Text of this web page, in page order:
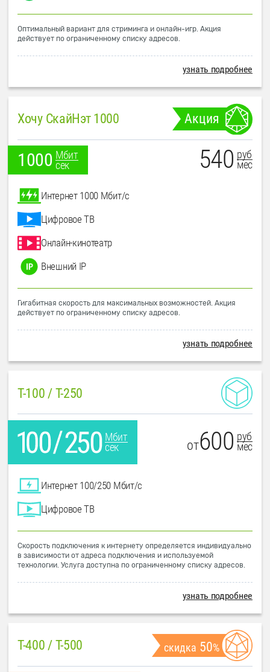
Оптимальный вариант для стриминга и онлайн-игр. Акция
действует по ограниченному списку адресов.
узнать подробнее
Хочу СкайНэт 1000 Акция
1000 Мбит
сек
540 руб
мес
Интернет 1000 Мбит/с
Цифровое ТВ
Онлайн-кинотеатр
Внешний IP
Гигабитная скорость для максимальных возможностей. Акция
действует по ограниченному списку адресов.
узнать подробнее
T-100 / T-250
Мбит
сек
от600 руб
мес
Интернет 100/250 Мбит/с
Цифровое ТВ
Скорость подключения к интернету определяется индивидуально
в зависимости от адреса подключения и используемой
технологии. Услуга доступна по ограниченному списку адресов.
узнать подробнее
T-400 / T-500 скидка 50%